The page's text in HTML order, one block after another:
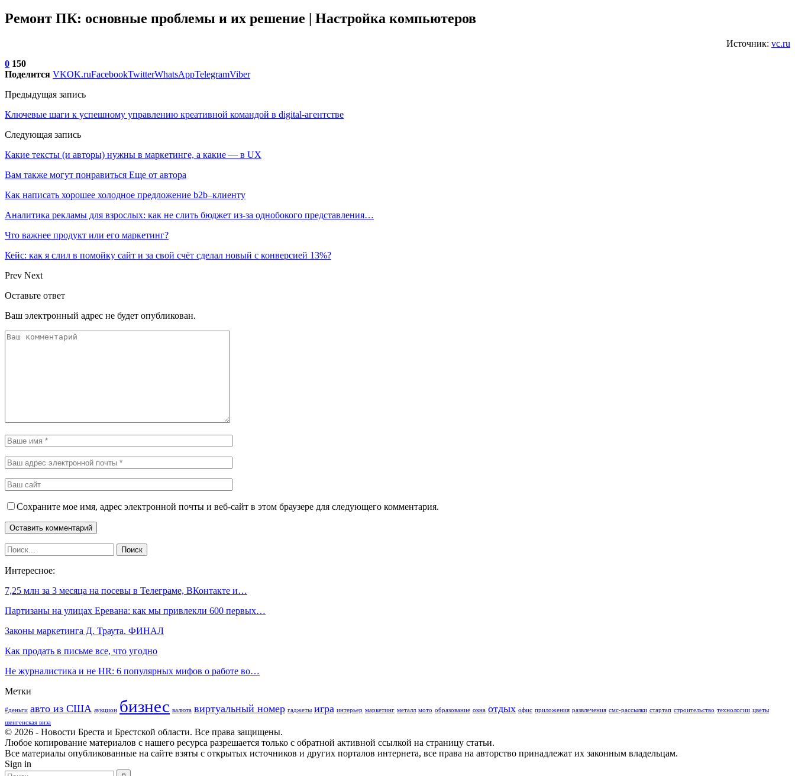
Ремонт ПК: основные проблемы и их решение | Настройка компьютеров
Источник: vc.ru
0 150
Поделится VKOK.ruFacebookTwitterWhatsAppTelegramViber
Предыдущая запись
Ключевые шаги к успешному управлению креативной командой в digital-агентстве
Следующая запись
Какие тексты (и авторы) нужны в маркетинге, а какие — в UX
Вам также могут понравиться Еще от автора
Как написать хорошее холодное предложение b2b–клиенту
Аналитика рекламы для взрослых: как не слить бюджет из-за однобокого представления…
Что важнее продукт или его маркетинг?
Кейс: как я слил в помойку сайт и за свой счёт сделал новый с конверсией 13%?
Prev Next
Оставьте ответ
Ваш электронный адрес не будет опубликован.
Сохраните мое имя, адрес электронной почты и веб-сайт в этом браузере для следующего комментария.
Интересное:
7,25 млн за 3 месяца на посевы в Телеграме, ВКонтакте и…
Партизаны на улицах Еревана: как мы привлекли 600 первых…
Законы маркетинга Д. Траута. ФИНАЛ
Как продать в письме все, что угодно
Не журналистика и не HR: 6 популярных мифов о работе во…
Метки
#деньги авто из США аукцион бизнес валюта виртуальный номер гаджеты игра интерьер маркетинг металл мото образование окна отдых офис приложения развлечения смс-рассылки стартап строительство технологии цветы
шенгенская виза
© 2026 - Новости Бреста и Брестской области. Все права защищены.
Любое копирование материалов с нашего ресурса разрешается только с обратной активной ссылкой на страницу статьи.
Все материалы опубликованные на сайте взяты с открытых источников и других порталов интернета, все права на авторство принадлежат их законным владельцам.
Sign in